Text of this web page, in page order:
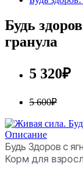
Будь
гранула
5 320₽
5 600₽
Описание
Будь Здоров с
Корм для